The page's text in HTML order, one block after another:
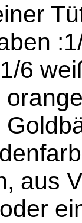
6
aus
oder